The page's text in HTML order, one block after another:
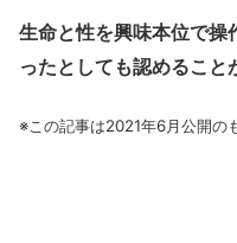
生命と性を興味本位で操
ったとしても認めること
※この記事は2021年6月公開の